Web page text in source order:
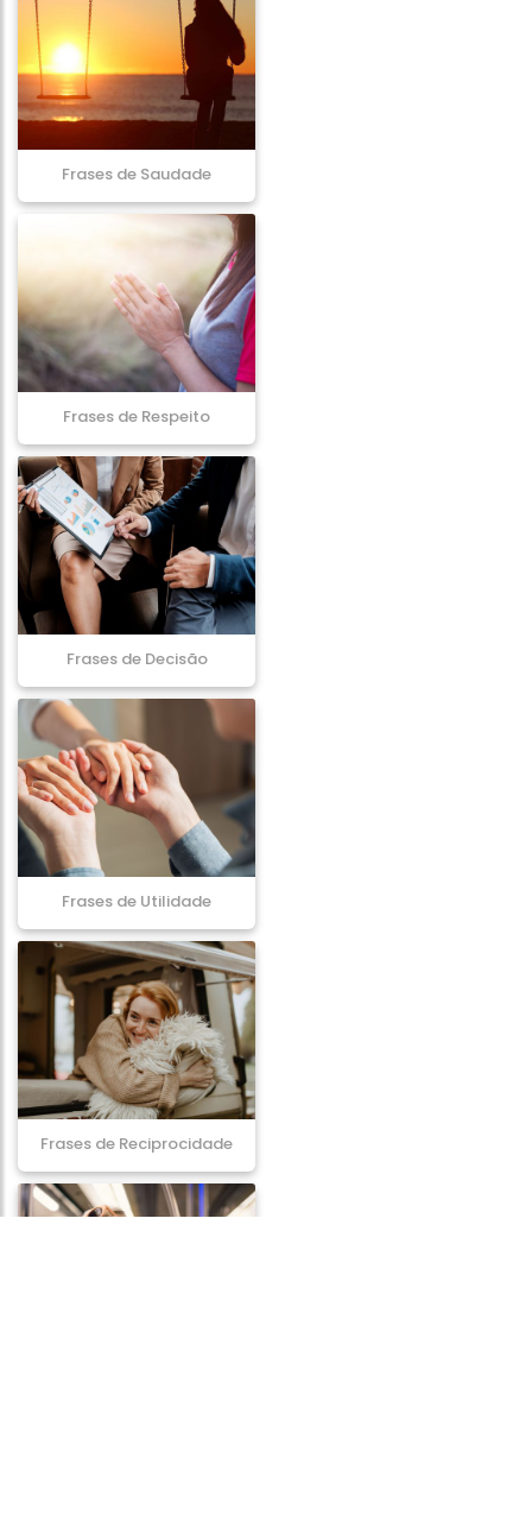
Frases de Saudade
Frases de Respeito
Frases de Decisão
Frases de Utilidade
Frases de Reciprocidade